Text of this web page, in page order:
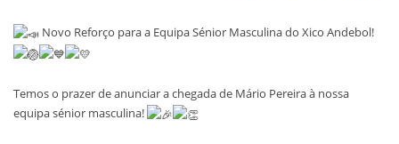
Novo Reforço para a Equipa Sénior Masculina do Xico Andebol!
Temos o prazer de anunciar a chegada de Mário Pereira à nossa
equipa sénior masculina!